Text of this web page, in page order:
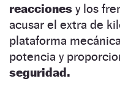
reacciones y los
acusar el extra de
plataforma
potencia y
seguridad.